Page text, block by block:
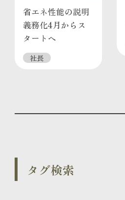
省エネ性能の説明
義務化4月からス
タートへ
社長
タグ検索